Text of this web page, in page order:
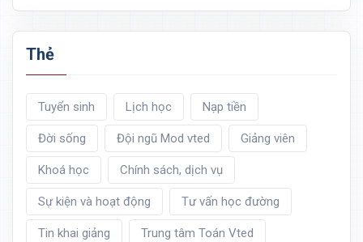
Thẻ
Tuyển sinh Lịch học Nạp tiền
Đời sống Đội ngũ Mod vted Giảng viên
Khoá học Chính sách, dịch vụ
Sự kiện và hoạt động Tư vấn học đường
Tin khai giảng Trung tâm Toán Vted